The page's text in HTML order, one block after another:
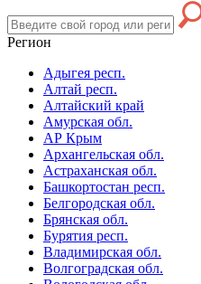
Регион
Адыгея респ.
Алтай респ.
Алтайский край
Амурская обл.
АР Крым
Архангельская обл.
Астраханская обл.
Башкортостан респ.
Белгородская обл.
Брянская обл.
Бурятия респ.
Владимирская обл.
Волгоградская обл.